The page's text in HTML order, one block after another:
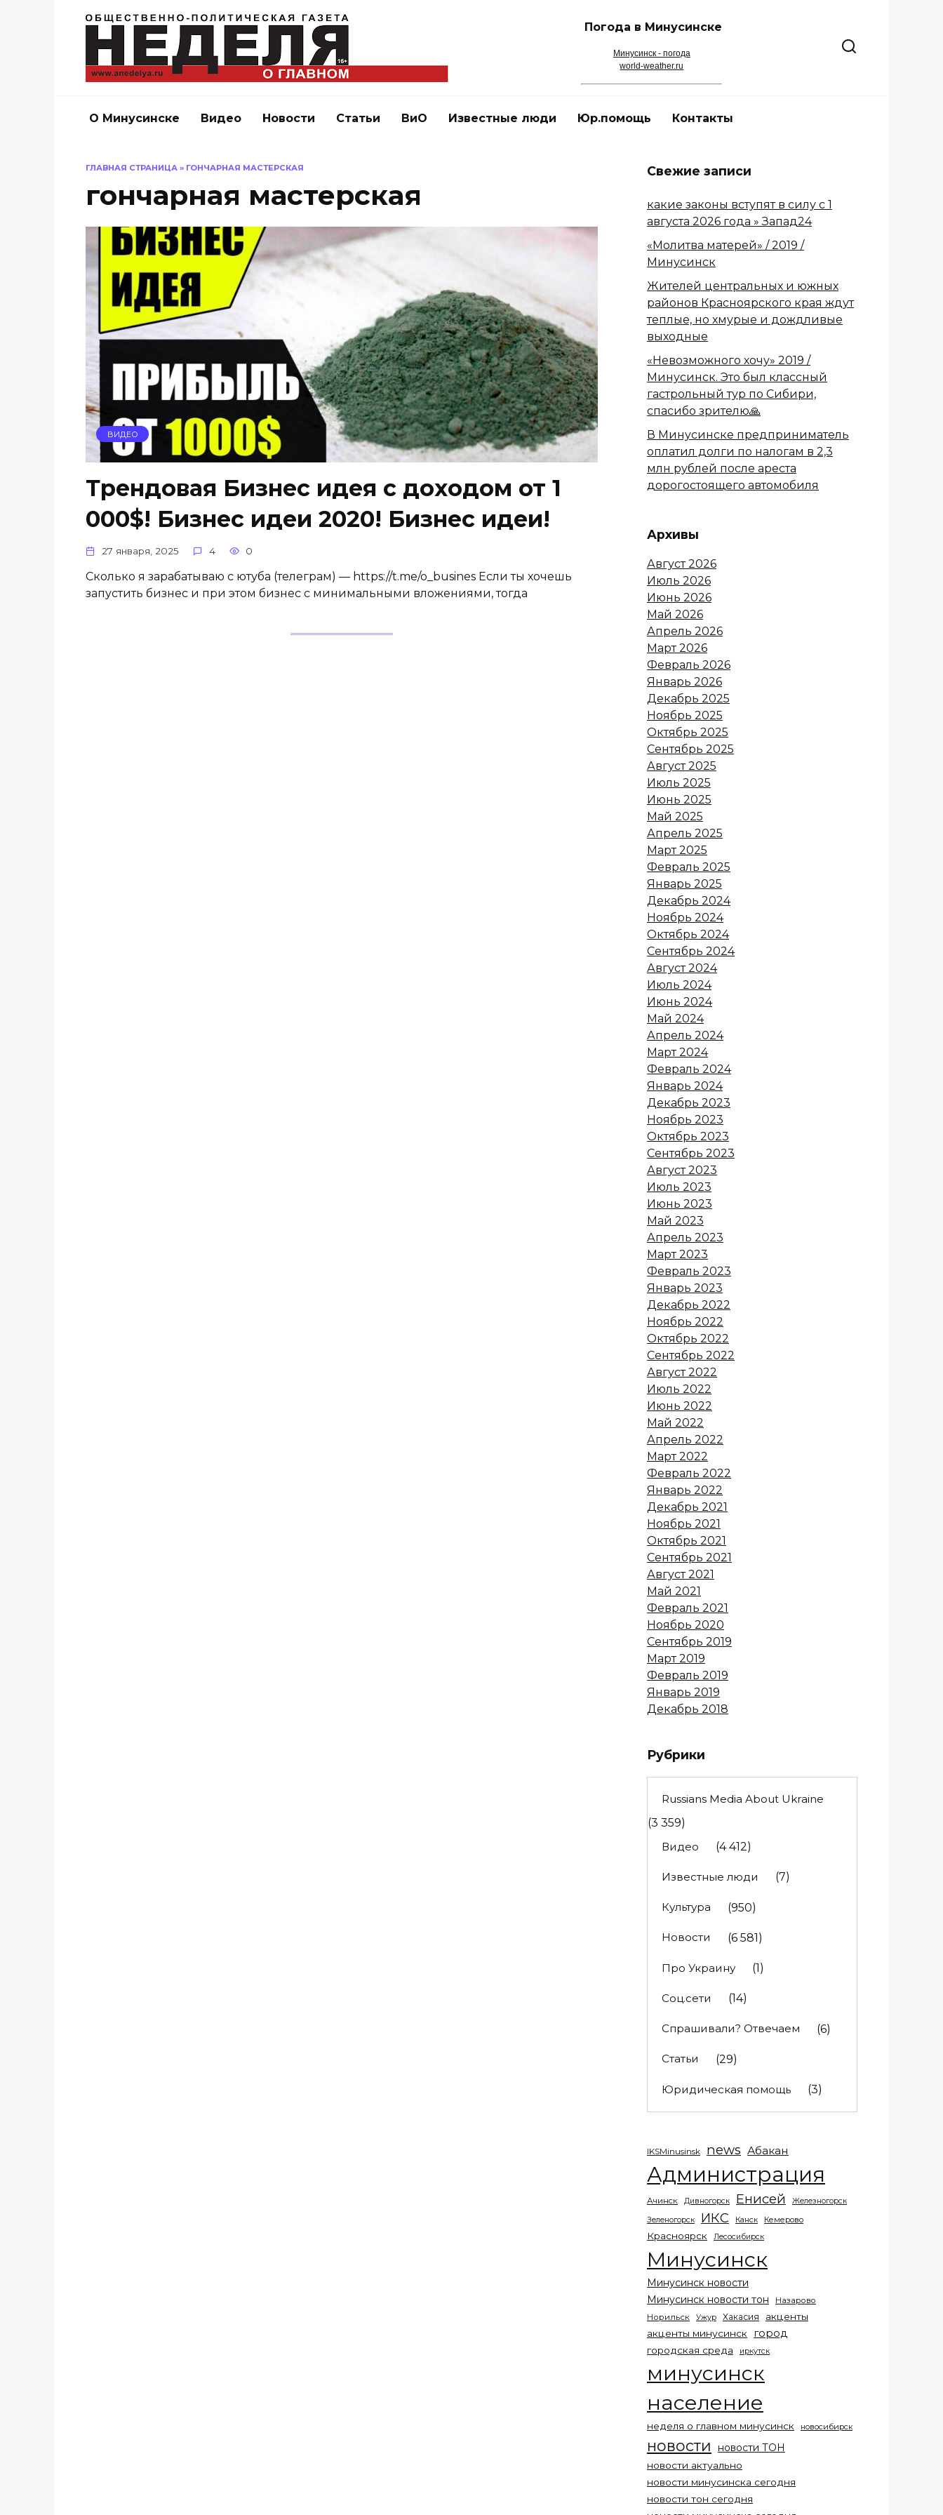
Погода в Минусинске
Минусинск - погода
world-weather.ru
О Минусинске Видео Новости Статьи ВиО Известные люди Юр.помощь Контакты
ГЛАВНАЯ СТРАНИЦА » ГОНЧАРНАЯ МАСТЕРСКАЯ
гончарная мастерская
ВИДЕО
Трендовая Бизнес идея с доходом от 1
000$! Бизнес идеи 2020! Бизнес идеи!
27 января, 2025 4 0
Сколько я зарабатываю с ютуба (телеграм) — https://t.me/o_busines Если ты хочешь
запустить бизнес и при этом бизнес с минимальными вложениями, тогда
Свежие записи
какие законы вступят в силу с 1
августа 2026 года » Запад24
«Молитва матерей» / 2019 /
Минусинск
Жителей центральных и южных
районов Красноярского края ждут
теплые, но хмурые и дождливые
выходные
«Невозможного хочу» 2019 /
Минусинск. Это был классный
гастрольный тур по Сибири,
спасибо зрителю🙏
В Минусинске предприниматель
оплатил долги по налогам в 2,3
млн рублей после ареста
дорогостоящего автомобиля
Архивы
Август 2026
Июль 2026
Июнь 2026
Май 2026
Апрель 2026
Март 2026
Февраль 2026
Январь 2026
Декабрь 2025
Ноябрь 2025
Октябрь 2025
Сентябрь 2025
Август 2025
Июль 2025
Июнь 2025
Май 2025
Апрель 2025
Март 2025
Февраль 2025
Январь 2025
Декабрь 2024
Ноябрь 2024
Октябрь 2024
Сентябрь 2024
Август 2024
Июль 2024
Июнь 2024
Май 2024
Апрель 2024
Март 2024
Февраль 2024
Январь 2024
Декабрь 2023
Ноябрь 2023
Октябрь 2023
Сентябрь 2023
Август 2023
Июль 2023
Июнь 2023
Май 2023
Апрель 2023
Март 2023
Февраль 2023
Январь 2023
Декабрь 2022
Ноябрь 2022
Октябрь 2022
Сентябрь 2022
Август 2022
Июль 2022
Июнь 2022
Май 2022
Апрель 2022
Март 2022
Февраль 2022
Январь 2022
Декабрь 2021
Ноябрь 2021
Октябрь 2021
Сентябрь 2021
Август 2021
Май 2021
Февраль 2021
Ноябрь 2020
Сентябрь 2019
Март 2019
Февраль 2019
Январь 2019
Декабрь 2018
Рубрики
Russians Media About Ukraine
(3 359)
Видео
(4 412)
Известные люди (7)
Культура (950)
Новости (6 581)
Про Украину (1)
Соц.сети (14)
Спрашивали? Отвечаем (6)
Статьи (29)
Юридическая помощь (3)
IKSMinusinsk news Абакан
Администрация
Ачинск Дивногорск Енисей Железногорск
Зеленогорск ИКС Канск Кемерово
Красноярск Лесосибирск
Минусинск
Минусинск новости
Минусинск новости тон
Назарово
Норильск
Ужур Хакасия
акценты
акценты минусинск
город
городская среда иркутск
минусинск
население
неделя о главном минусинск новосибирск
новости новости ТОН
новости актуально
новости минусинска сегодня
новости тон сегодня